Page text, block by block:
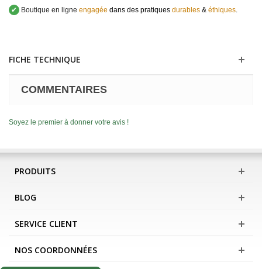
✔
Boutique en ligne engagée dans des pratiques durables & éthiques.
FICHE TECHNIQUE
COMMENTAIRES
Soyez le premier à donner votre avis !
PRODUITS
BLOG
SERVICE CLIENT
NOS COORDONNÉES